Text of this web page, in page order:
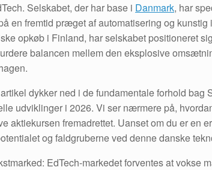
Selskabet, der har base i Danmark, har
en fremtid præget af automatisering og
opkøb i Finland, har selskabet positioneret
balancen mellem den eksplosive
dykker ned i de fundamentale forhold
udviklinger i 2026. Vi ser nærmere på,
aktiekursen fremadrettet. Uanset om du er
og faldgruberne ved denne danske
EdTech-markedet forventes at vokse